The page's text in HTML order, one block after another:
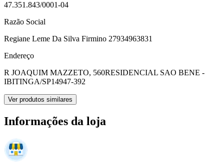
47.351.843/0001-04
Razão Social
Regiane Leme Da Silva Firmino 27934963831
Endereço
R JOAQUIM MAZZETO, 560RESIDENCIAL SAO BENE -
IBITINGA/SP14947-392
Ver produtos similares
Informações da loja